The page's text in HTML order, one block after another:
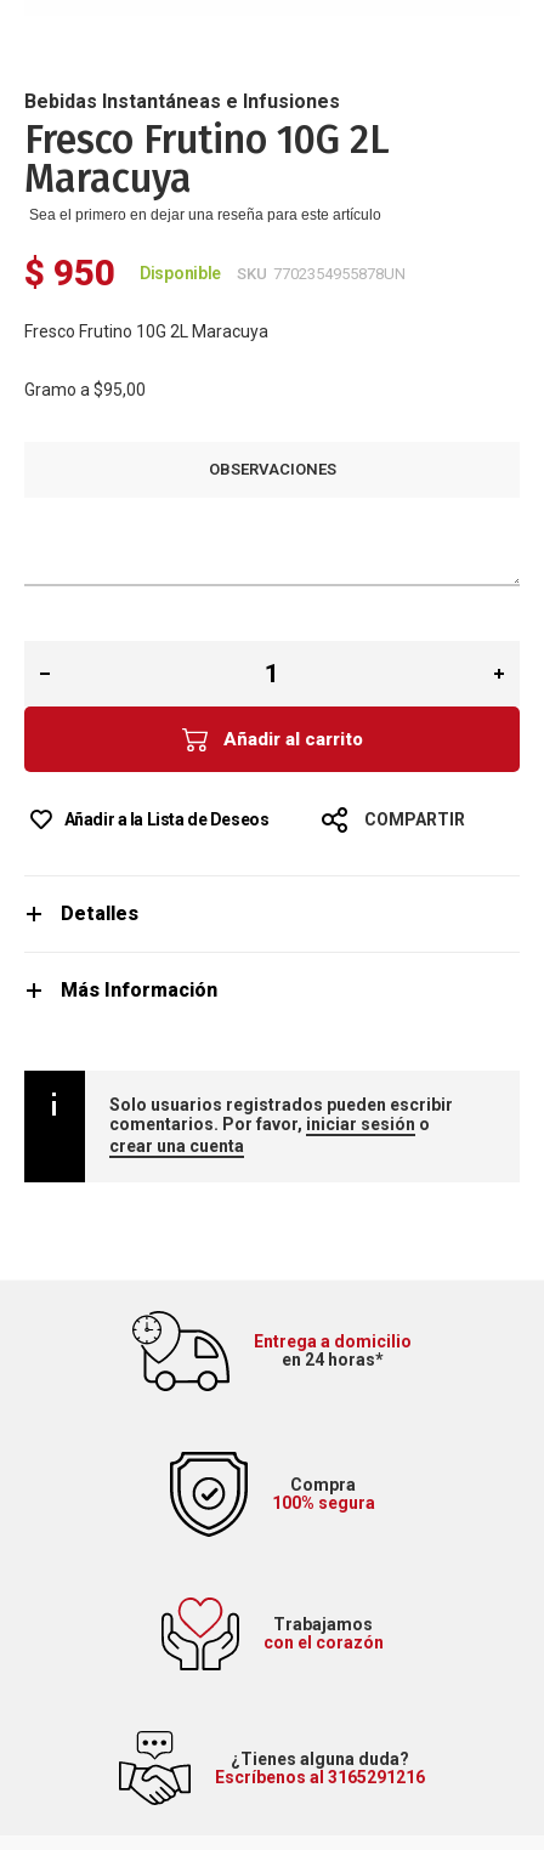
de
la
galería
de
imágenes
Bebidas Instantáneas e Infusiones
Fresco Frutino 10G 2L
Maracuya
Sea el primero en dejar una reseña para este artículo
$ 950 Disponible SKU 7702354955878UN
Fresco Frutino 10G 2L Maracuya
Gramo a $95,00
OBSERVACIONES
Añadir al carrito
Añadir a la Lista de Deseos COMPARTIR
Detalles
Más Información
Solo usuarios registrados pueden escribir
comentarios. Por favor, iniciar sesión o
crear una cuenta
Entrega a domicilio
en 24 horas*
Compra
100% segura
Trabajamos
con el corazón
¿Tienes alguna duda?
Escríbenos al 3165291216